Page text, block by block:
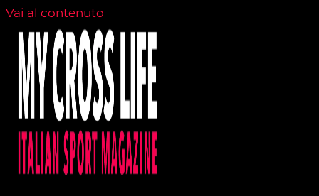
Vai al contenuto